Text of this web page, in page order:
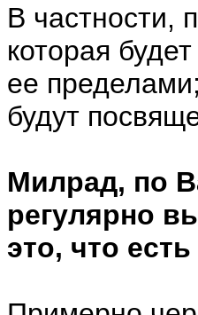
В частности,
которая
ее
будут
Милрад, по
регулярно
это, что